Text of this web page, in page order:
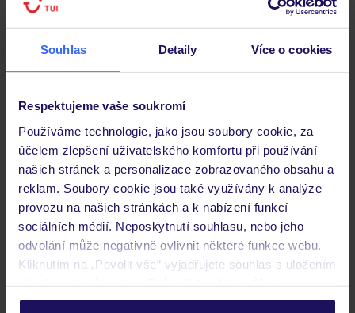
Souhlas Detaily Více o cookies
Respektujeme vaše soukromí
Používáme technologie, jako jsou soubory cookie, za
účelem zlepšení uživatelského komfortu při používání
našich stránek a personalizace zobrazovaného obsahu a
reklam. Soubory cookie jsou také využívány k analýze
provozu na našich stránkách a k nabízení funkcí
sociálních médií. Neposkytnutí souhlasu, nebo jeho
odvolání může negativně ovlivnit některé funkce webu.
Kliknutím na „Povolit vše“ vyjadřujete souhlas s uložením
personalizovat v sekci „Personalizace“.
Často kladené otázky
Jaké doklady jsou potřebné při cestování?
Budeme ubytováni ihned po příjezdu do hotelu?
Kam jít po přistání a vyzvednutí zavazadel?
Zobrazit další